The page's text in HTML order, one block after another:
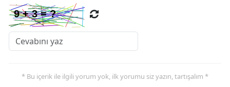
* Bu içerik ile ilgili yorum yok, ilk yorumu siz yazın, tartışalım *